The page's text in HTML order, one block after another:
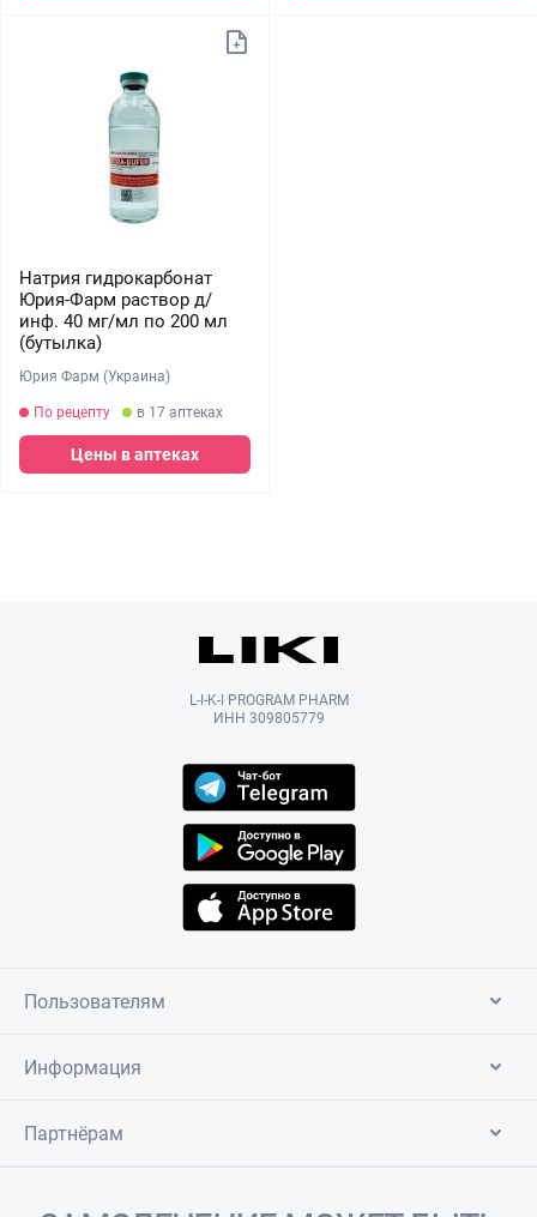
Натрия гидрокарбонат
Юрия-Фарм раствор д/
инф. 40 мг/мл по 200 мл
(бутылка)
Юрия Фарм (Украина)
По рецепту в 17 аптеках
Цены в аптеках
L-I-K-I PROGRAM PHARM
ИНН 309805779
Пользователям
Информация
Партнёрам